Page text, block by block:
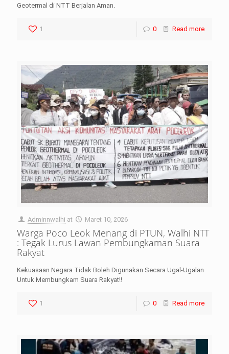
Geotermal di NTT Berjalan Aman.
1 0 Read more
Adminnwalhi at Maret 10, 2026
Warga Poco Leok Menang di PTUN, Walhi NTT
: Tegak Lurus Lawan Pembungkaman Suara
Rakyat
Kekuasaan Negara Tidak Boleh Digunakan Secara Ugal-Ugalan
Untuk Membungkam Suara Rakyat!!
1 0 Read more